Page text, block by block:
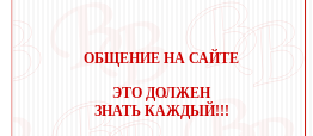
ОБЩЕНИЕ НА САЙТЕ
ЭТО ДОЛЖЕН
ЗНАТЬ КАЖДЫЙ!!!